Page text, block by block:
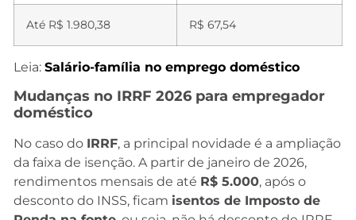
Até R$ 1.980,38 R$ 67,54
Leia: Salário-família no emprego doméstico
Mudanças no IRRF 2026 para empregador
doméstico
No caso do IRRF, a principal novidade é a ampliação
da faixa de isenção. A partir de janeiro de 2026,
rendimentos mensais de até R$ 5.000, após o
desconto do INSS, ficam isentos de Imposto de